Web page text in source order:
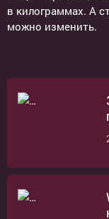
в килограммах. А
можно изменить.